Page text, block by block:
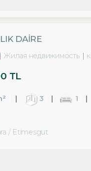
DAİRE
Жилая недвижимость
TL
3
1
/ Etimesgut